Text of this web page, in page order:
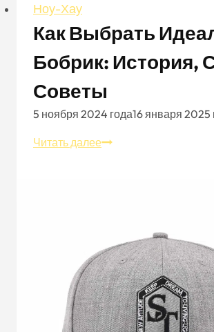
Ноу-Хау
Как Выбрать
Бобрик: История,
Советы
5 ноября 2024 года16 января 2025
Читать далееКак
и
советы